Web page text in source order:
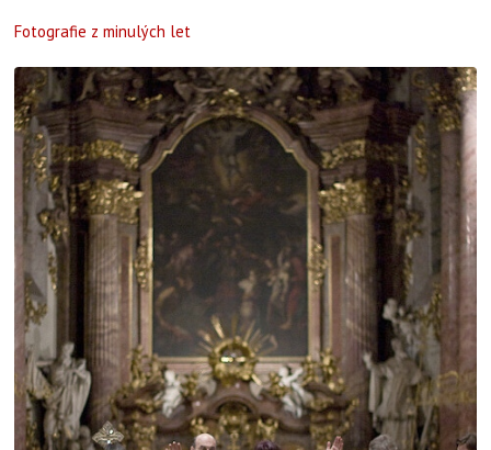
Fotografie z minulých let